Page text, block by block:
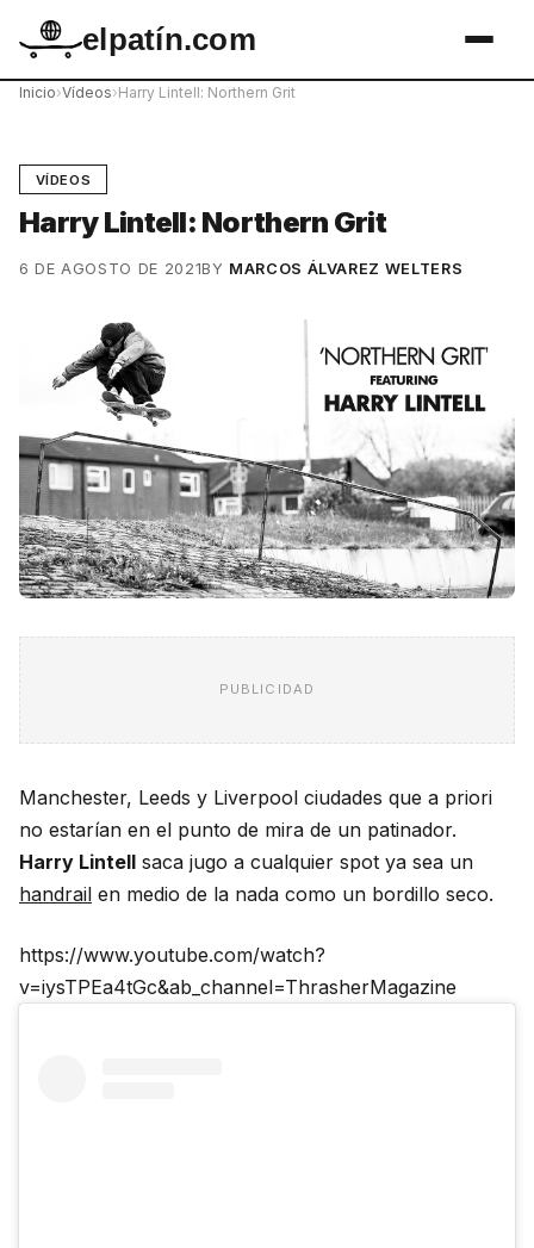
elpatín.com
Inicio›Vídeos›Harry Lintell: Northern Grit
VÍDEOS
Harry Lintell: Northern Grit
6 DE AGOSTO DE 2021BY MARCOS ÁLVAREZ WELTERS
PUBLICIDAD
Manchester, Leeds y Liverpool ciudades que a priori
no estarían en el punto de mira de un patinador.
Harry Lintell saca jugo a cualquier spot ya sea un
handrail en medio de la nada como un bordillo seco.
https://www.youtube.com/watch?
v=iysTPEa4tGc&ab_channel=ThrasherMagazine